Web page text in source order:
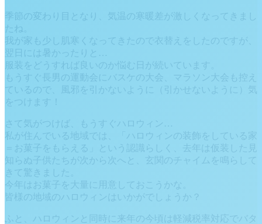
季節の変わり目となり、気温の寒暖差が激しくなってきまし
たね。
我が家も少し肌寒くなってきたので衣替えをしたのですが、
翌日には暑かったりと…
服装をどうすれば良いのか悩む日が続いています。
もうすぐ長男の運動会にバスケの大会、マラソン大会も控え
ているので、風邪を引かないように（引かせないように）気
をつけます！
さて気がつけば、もうすぐハロウィン…
私が住んでいる地域では、「ハロウィンの装飾をしている家
＝お菓子をもらえる」という認識らしく、去年は仮装した見
知らぬ子供たちが次から次へと、玄関のチャイムを鳴らして
きて驚きました。
今年はお菓子を大量に用意しておこうかな。
皆様の地域のハロウィンはいかがでしょうか？
ふと、ハロウィンと同時に来年の今頃は軽減税率対応でバタ